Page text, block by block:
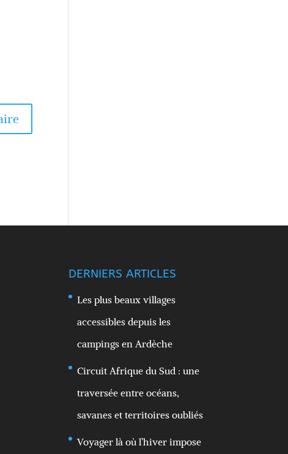
DERNIERS ARTICLES
Les plus beaux villages
accessibles depuis les
campings en Ardèche
Circuit Afrique du Sud : une
traversée entre océans,
savanes et territoires oubliés
Voyager là où l’hiver impose